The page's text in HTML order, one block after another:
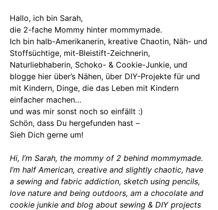
Hallo, ich bin Sarah,
die 2-fache Mommy hinter mommymade.
Ich bin halb-Amerikanerin, kreative Chaotin, Näh- und
Stoffsüchtige, mit-Bleistift-Zeichnerin,
Naturliebhaberin, Schoko- & Cookie-Junkie, und
blogge hier über’s Nähen, über DIY-Projekte für und
mit Kindern, Dinge, die das Leben mit Kindern
einfacher machen…
und was mir sonst noch so einfällt :)
Schön, dass Du hergefunden hast –
Sieh Dich gerne um!
Hi, I’m Sarah, the mommy of 2 behind mommymade.
I’m half American, creative and slightly chaotic, have
a sewing and fabric addiction, sketch using pencils,
love nature and being outdoors, am a chocolate and
cookie junkie and blog about sewing & DIY projects